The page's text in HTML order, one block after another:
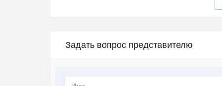
Задать вопрос представителю